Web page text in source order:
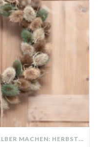
KRANZ AUS WILDEN KARDE SELBER MACHEN: HERBSTDEKO GANZ EINFACH